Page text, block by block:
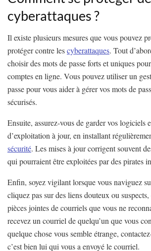
cyberattaques ?
Il existe plusieurs mesures que vous pouvez
protéger contre lescyberattaques. Tout
choisir des mots de passe forts et uniques
comptes en ligne. Vous pouvez utiliser un
passe pour vous aider à gérer vos mots de
sécurisés.
Ensuite, assurez-vous de garder vos logiciels
d’exploitation à jour, en installant
sécurité. Les mises à jour corrigent souvent
qui pourraient être exploitées par des pirates
Enfin, soyez vigilant lorsque vous naviguez
cliquez pas sur des liens douteux ou suspects,
pièces jointes de courriels que vous ne
recevez un courriel de quelqu’un que vous
quelque chose vous semble étrange,
c’est bien lui qui vous a envoyé le courriel.